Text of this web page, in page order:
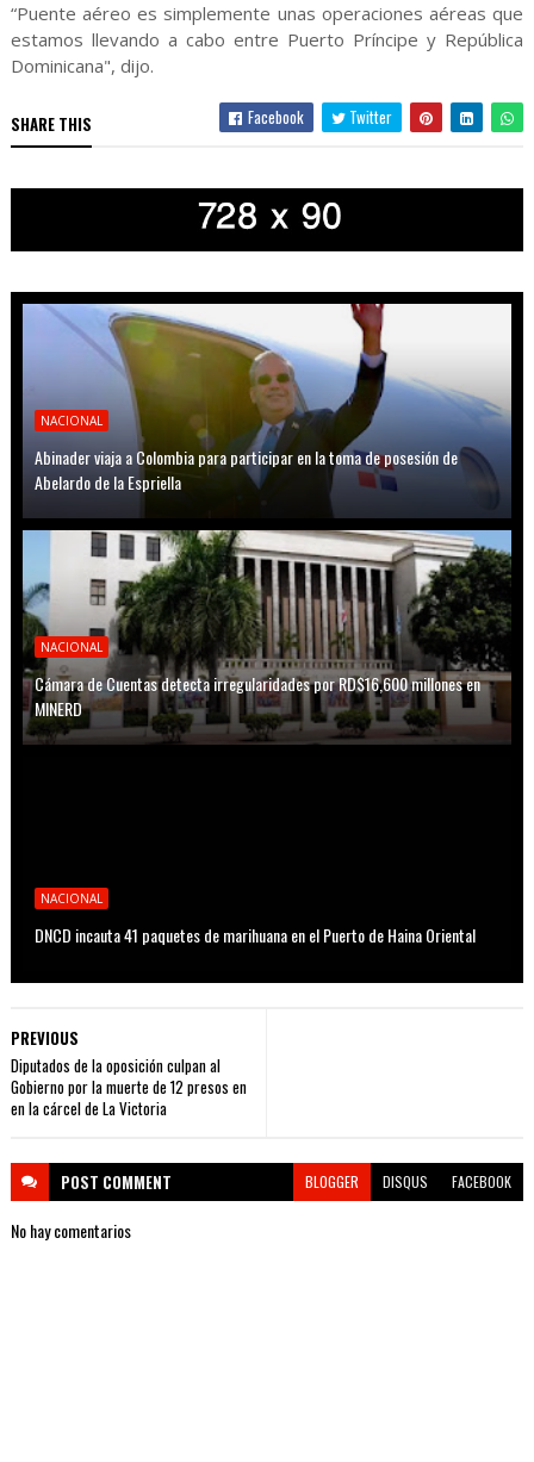
“Puente aéreo es simplemente unas operaciones aéreas que
estamos llevando a cabo entre Puerto Príncipe y República
Dominicana", dijo.
SHARE THIS Facebook Twitter
NACIONAL
Abinader viaja a Colombia para participar en la toma de posesión de
Abelardo de la Espriella
NACIONAL
Cámara de Cuentas detecta irregularidades por RD$16,600 millones en
MINERD
NACIONAL
DNCD incauta 41 paquetes de marihuana en el Puerto de Haina Oriental
PREVIOUS
Diputados de la oposición culpan al
Gobierno por la muerte de 12 presos en
en la cárcel de La Victoria
POST COMMENT BLOGGER DISQUS FACEBOOK
No hay comentarios